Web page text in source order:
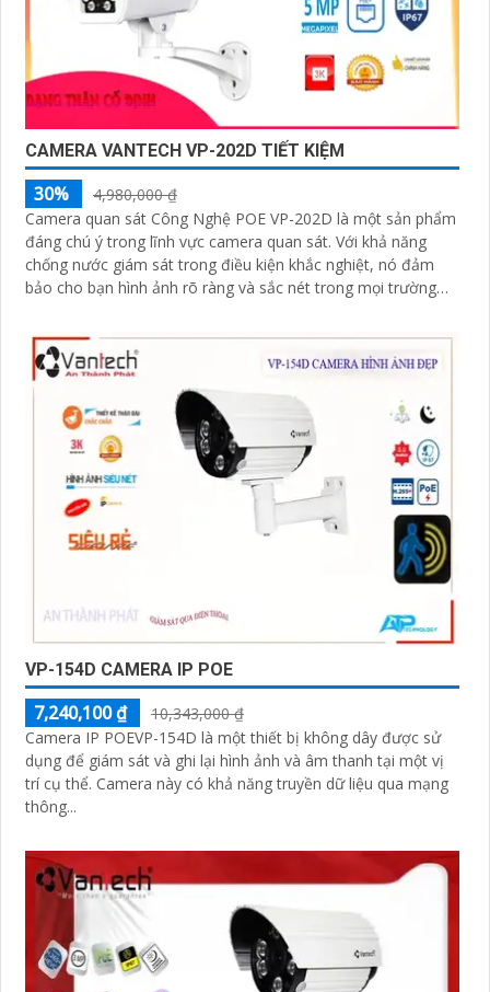
CAMERA VANTECH VP-202D TIẾT KIỆM
30%
4,980,000 ₫
Camera quan sát Công Nghệ POE VP-202D là một sản phẩm
đáng chú ý trong lĩnh vực camera quan sát. Với khả năng
chống nước giám sát trong điều kiện khắc nghiệt, nó đảm
bảo cho bạn hình ảnh rõ ràng và sắc nét trong mọi trường
VP-154D CAMERA IP POE
7,240,100 ₫
10,343,000 ₫
Camera IP POEVP-154D là một thiết bị không dây được sử
dụng để giám sát và ghi lại hình ảnh và âm thanh tại một vị
trí cụ thể. Camera này có khả năng truyền dữ liệu qua mạng
thông...